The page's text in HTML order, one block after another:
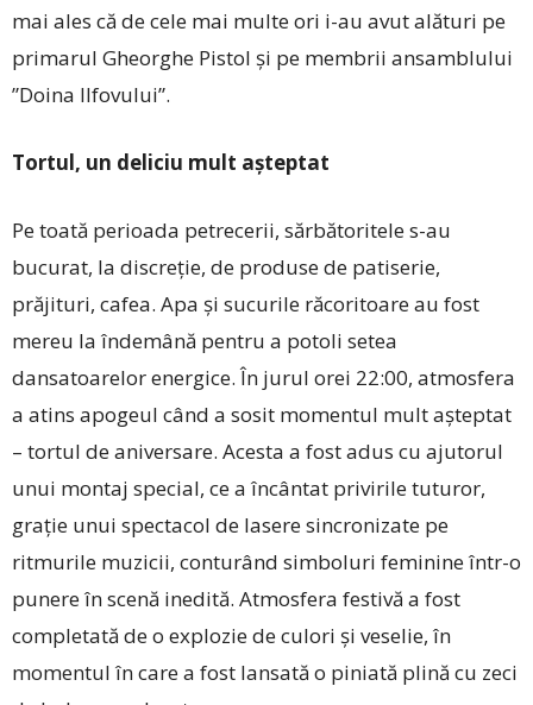
mai ales că de cele mai multe ori i-au avut alături pe
primarul Gheorghe Pistol și pe membrii ansamblului
”Doina Ilfovului”.
Tortul, un deliciu mult așteptat
Pe toată perioada petrecerii, sărbătoritele s-au
bucurat, la discreție, de produse de patiserie,
prăjituri, cafea. Apa și sucurile răcoritoare au fost
mereu la îndemână pentru a potoli setea
dansatoarelor energice. În jurul orei 22:00, atmosfera
a atins apogeul când a sosit momentul mult așteptat
– tortul de aniversare. Acesta a fost adus cu ajutorul
unui montaj special, ce a încântat privirile tuturor,
grație unui spectacol de lasere sincronizate pe
ritmurile muzicii, conturând simboluri feminine într-o
punere în scenă inedită. Atmosfera festivă a fost
completată de o explozie de culori și veselie, în
momentul în care a fost lansată o piniată plină cu zeci